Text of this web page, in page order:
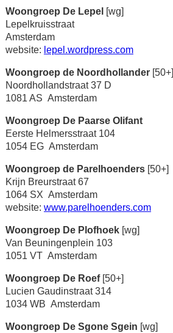
Woongroep De Lepel [wg]
Lepelkruisstraat
Amsterdam
website: lepel.wordpress.com
Woongroep de Noordhollander[50+]
Noordhollandstraat 37 D
1081 AS Amsterdam
Woongroep De Paarse Olifant
Eerste Helmersstraat 104
1054 EG Amsterdam
Woongroep de Parelhoenders[50+]
Krijn Breurstraat 67
1064 SX Amsterdam
website: www.parelhoenders.com
Woongroep De Plofhoek[wg]
Van Beuningenplein 103
1051 VT Amsterdam
Woongroep De Roef[50+]
Lucien Gaudinstraat 314
1034 WB Amsterdam
Woongroep De Sgone Sgein [wg]